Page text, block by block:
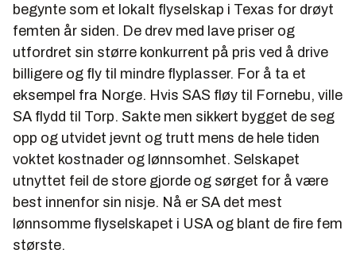
begynte som et lokalt flyselskap i Texas for drøyt
femten år siden. De drev med lave priser og
utfordret sin større konkurrent på pris ved å drive
billigere og fly til mindre flyplasser. For å ta et
eksempel fra Norge. Hvis SAS fløy til Fornebu, ville
SA flydd til Torp. Sakte men sikkert bygget de seg
opp og utvidet jevnt og trutt mens de hele tiden
voktet kostnader og lønnsomhet. Selskapet
utnyttet feil de store gjorde og sørget for å være
best innenfor sin nisje. Nå er SA det mest
lønnsomme flyselskapet i USA og blant de fire fem
største.